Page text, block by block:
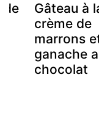
de
Gâteau à
crème de
marrons
ganache
chocolat